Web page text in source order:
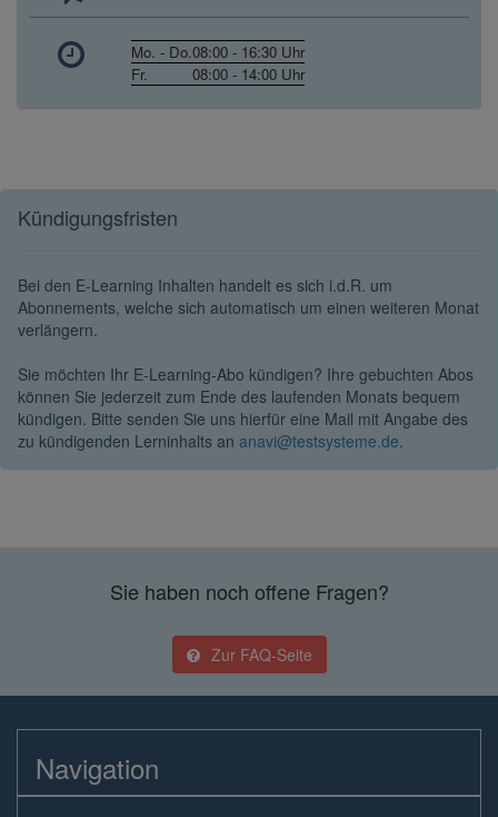
Mo. - Do.08:00 - 16:30 Uhr
Fr.
08:00 - 14:00 Uhr
Kündigungsfristen
Bei den E-Learning Inhalten handelt es sich i.d.R. um
Abonnements, welche sich automatisch um einen weiteren Monat
verlängern.
Sie möchten Ihr E-Learning-Abo kündigen? Ihre gebuchten Abos
können Sie jederzeit zum Ende des laufenden Monats bequem
kündigen. Bitte senden Sie uns hierfür eine Mail mit Angabe des
zu kündigenden Lerninhalts an anavi@testsysteme.de.
Sie haben noch offene Fragen?
Zur FAQ-Seite
Navigation